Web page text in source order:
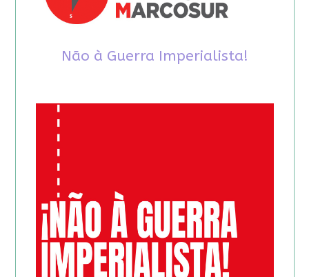
Não à Guerra Imperialista!